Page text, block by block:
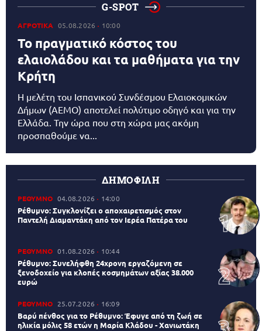
G-SPOT
ΑΓΡΟΤΙΚΑ 05.08.2026 10:00
Το πραγματικό κόστος του
ελαιολάδου και τα μαθήματα για την
Κρήτη
Η μελέτη του Ισπανικού Συνδέσμου Ελαιοκομικών
Δήμων (AEMO) αποτελεί πολύτιμο οδηγό και για την
Ελλάδα. Την ώρα που στη χώρα μας ακόμη
προσπαθούμε να...
ΔΗΜΟΦΙΛΗ
ΡΕΘΥΜΝΟ 04.08.2026 14:00
Ρέθυμνο: Συγκλονίζει ο αποχαιρετισμός στον
Παντελή Διαμαντάκη από τον Ιερέα Πατέρα του
ΡΕΘΥΜΝΟ 01.08.2026 10:44
Ρέθυμνο: Συνελήφθη 24χρονη εργαζόμενη σε
ξενοδοχείο για κλοπές κοσμημάτων αξίας 38.000
ευρώ
ΡΕΘΥΜΝΟ 25.07.2026 16:09
Βαρύ πένθος για το Ρέθυμνο: Έφυγε από τη ζωή σε
ηλικία μόλις 58 ετών η Μαρία Κλάδου - Χανιωτάκη